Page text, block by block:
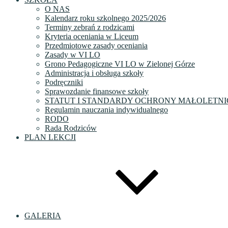
O NAS
Kalendarz roku szkolnego 2025/2026
Terminy zebrań z rodzicami
Kryteria oceniania w Liceum
Przedmiotowe zasady oceniania
Zasady w VI LO
Grono Pedagogiczne VI LO w Zielonej Górze
Administracja i obsługa szkoły
Podręczniki
Sprawozdanie finansowe szkoły
STATUT I STANDARDY OCHRONY
Regulamin nauczania indywidualnego
RODO
Rada Rodziców
PLAN LEKCJI
GALERIA